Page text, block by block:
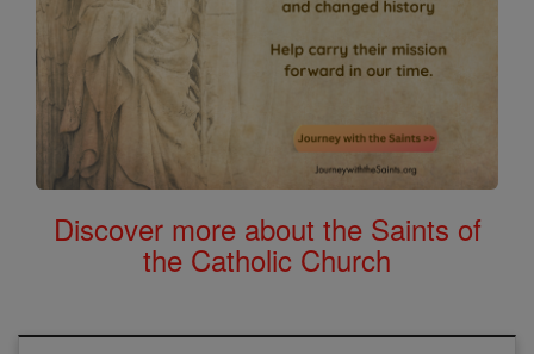
Discover more about the Saints of
the Catholic Church